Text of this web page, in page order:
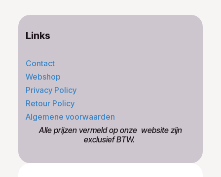
Links
Contact
Webshop
Privacy Policy
Retour Policy
Algemene voorwaarden
​Alle prijzen vermeld op onze ​website zijn
exclusief BTW.